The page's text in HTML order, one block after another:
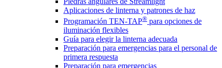
Aplicaciones de linterna y patrones de haz
Programación TEN-TAP® para opciones de
iluminación flexibles
Guía para elegir la linterna adecuada
Preparación para emergencias para el personal de
primera respuesta
Preparación para emergencias